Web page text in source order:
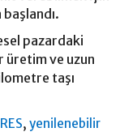
pazardaki
üretim ve uzun
taşı
RES,yenilenebilir